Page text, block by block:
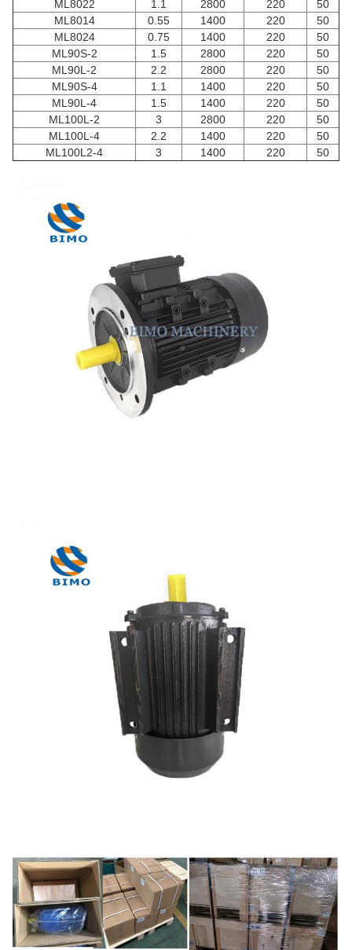
ML8022 1.1 2800 220
50
ML8014
0.55 1400 220
50
ML8024
0.75 1400 220
50
ML90S-2
1.5 2800 220
50
ML90L-2
2.2 2800 220
50
ML90S-4
1.1 1400 220
50
ML90L-4
1.5 1400 220
50
ML100L-2
3 2800 220
50
ML100L-4
2.2 1400 220
50
ML100L2-4
3 1400 220 50